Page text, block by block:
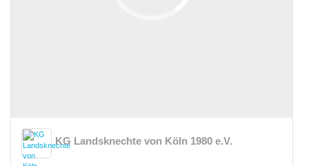
KG Landsknechte von Köln 1980 e.V.